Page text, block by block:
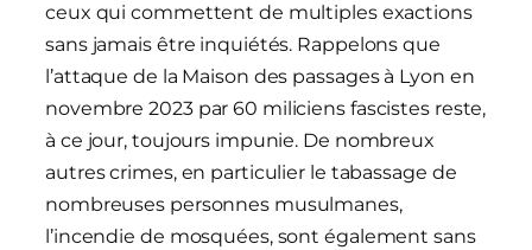
ceux qui commettent de multiples exactions
sans jamais être inquiétés. Rappelons que
l’attaque de la Maison des passages à Lyon en
novembre 2023 par 60 miliciens fascistes reste,
à ce jour, toujours impunie. De nombreux
autres crimes, en particulier le tabassage de
nombreuses personnes musulmanes,
l’incendie de mosquées, sont également sans